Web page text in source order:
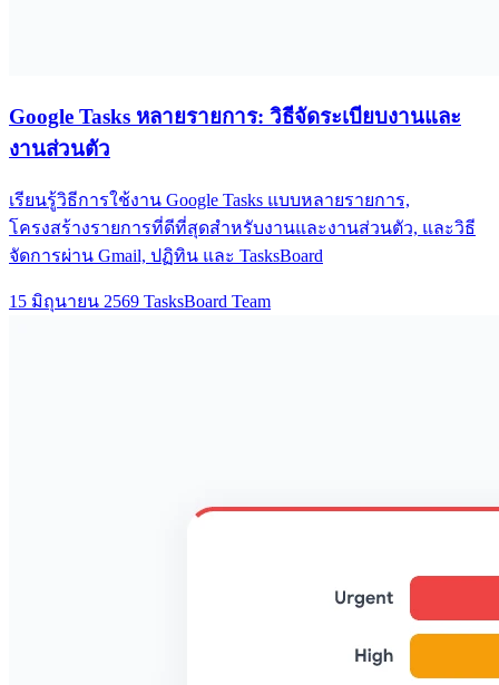
Google Tasks หลายรายการ: วิธีจัดระเบียบงานและ
งานส่วนตัว
เรียนรู้วิธีการใช้งาน Google Tasks แบบหลายรายการ,
โครงสร้างรายการที่ดีที่สุดสำหรับงานและงานส่วนตัว, และวิธี
จัดการผ่าน Gmail, ปฏิทิน และ TasksBoard
15 มิถุนายน 2569 TasksBoard Team